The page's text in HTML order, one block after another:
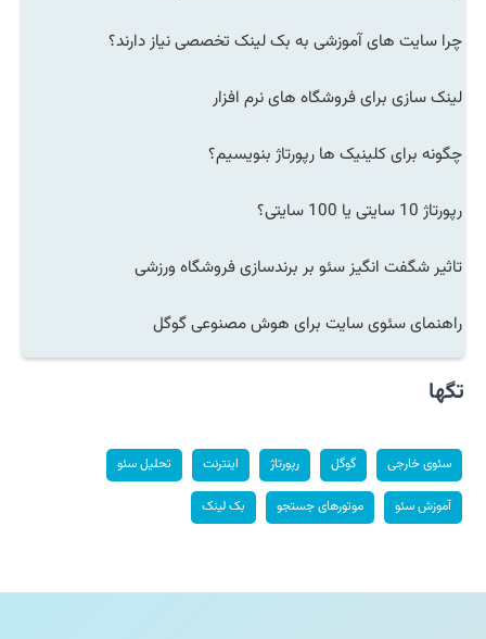
چرا سایت های آموزشی به بک لینک تخصصی نیاز دارند؟
لینک سازی برای فروشگاه های نرم افزار
چگونه برای کلینیک ها رپورتاژ بنویسیم؟
رپورتاژ 10 سایتی یا 100 سایتی؟
تاثیر شگفت انگیز سئو بر برندسازی فروشگاه ورزشی
راهنمای سئوی سایت برای هوش مصنوعی گوگل
تگها
سئوی خارجی گوگل رپورتاژ اینترنت تحلیل سئو
آموزش سئو موتورهای جستجو بک لینک